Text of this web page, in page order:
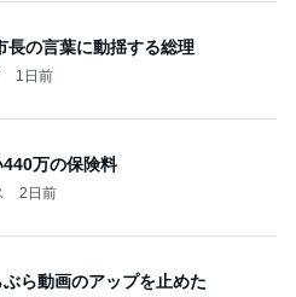
長の言葉に動揺する総理
1日前
万の保険料
2日前
ら動画のアップを止めた